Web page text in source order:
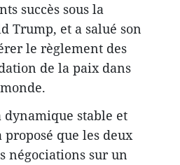
succès sous la
Trump, et a salué son
le règlement des
de la paix dans
stable et
que les deux
négociations sur un